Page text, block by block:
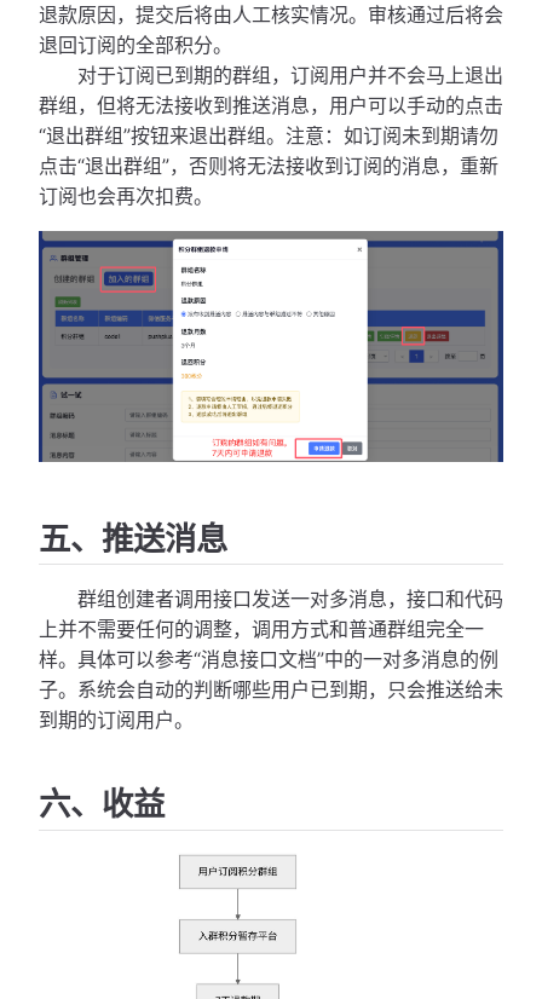
退款原因，提交后将由人工核实情况。审核通过后将会
退回订阅的全部积分。
对于订阅已到期的群组，订阅用户并不会马上退出
群组，但将无法接收到推送消息，用户可以手动的点击
“退出群组”按钮来退出群组。注意：如订阅未到期请勿
点击“退出群组”，否则将无法接收到订阅的消息，重新
订阅也会再次扣费。
五、推送消息
群组创建者调用接口发送一对多消息，接口和代码
上并不需要任何的调整，调用方式和普通群组完全一
样。具体可以参考“消息接口文档”中的一对多消息的例
子。系统会自动的判断哪些用户已到期，只会推送给未
到期的订阅用户。
六、收益